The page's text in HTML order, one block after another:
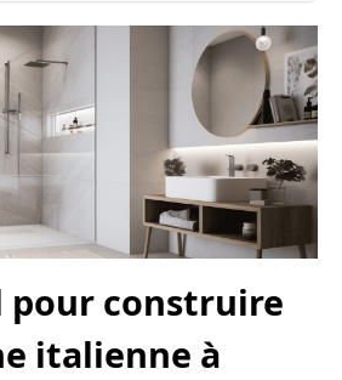
pour construire
italienne à